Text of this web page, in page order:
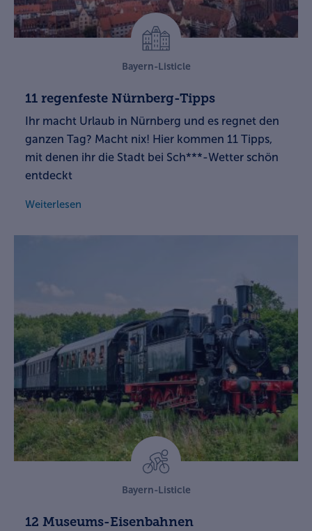
Bayern-Listicle
11 regenfeste Nürnberg-Tipps
Ihr macht Urlaub in Nürnberg und es regnet den
ganzen Tag? Macht nix! Hier kommen 11 Tipps,
mit denen ihr die Stadt bei Sch***-Wetter schön
entdeckt
Weiterlesen
Bayern-Listicle
12 Museums-Eisenbahnen